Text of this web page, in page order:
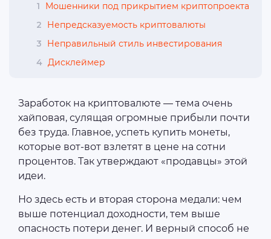
1
Мошенники под прикрытием криптопроекта
2
Непредсказуемость криптовалюты
3
Неправильный стиль инвестирования
4 Дисклеймер
Заработок на криптовалюте — тема очень
хайповая, сулящая огромные прибыли почти
без труда. Главное, успеть купить монеты,
которые вот-вот взлетят в цене на сотни
процентов. Так утверждают «продавцы» этой
идеи.
Но здесь есть и вторая сторона медали: чем
выше потенциал доходности, тем выше
опасность потери денег. И верный способ не